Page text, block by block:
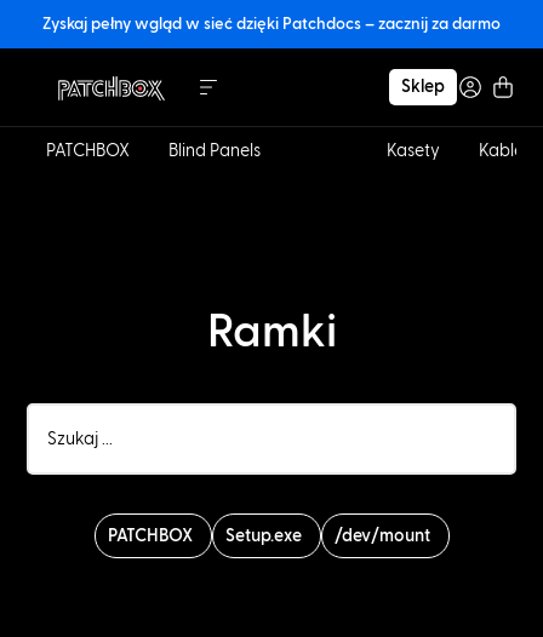
Zyskaj pełny wgląd w sieć dzięki Patchdocs – zacznij za darmo
Sklep
PATCHBOX Blind Panels Kasety Kable
Ramki
PATCHBOX Setup.exe /dev/mount